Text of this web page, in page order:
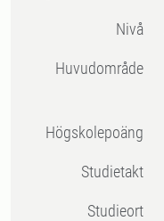
Nivå
Huvudområde
högskolepoäng
Studietakt
Studieort